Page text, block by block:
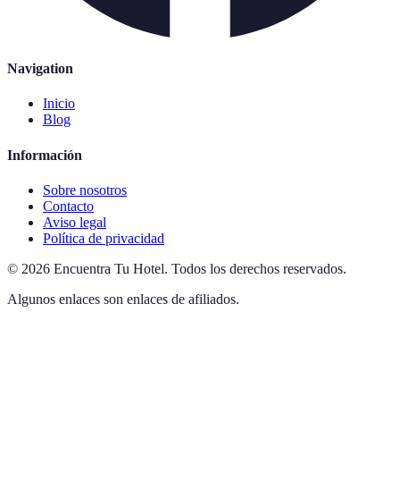
Navigation
Inicio
Blog
Información
Sobre nosotros
Contacto
Aviso legal
Política de privacidad
© 2026 Encuentra Tu Hotel. Todos los derechos reservados.
Algunos enlaces son enlaces de afiliados.